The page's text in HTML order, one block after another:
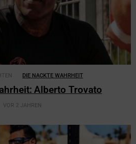
DIE NACKTE WAHRHEIT
Alberto Trovato
VOR 2 JAHREN